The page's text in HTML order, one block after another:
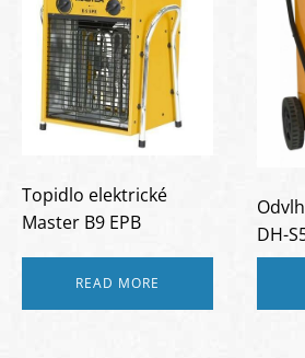
Topidlo elektrické
Master B9 EPB
READ MORE
DH-